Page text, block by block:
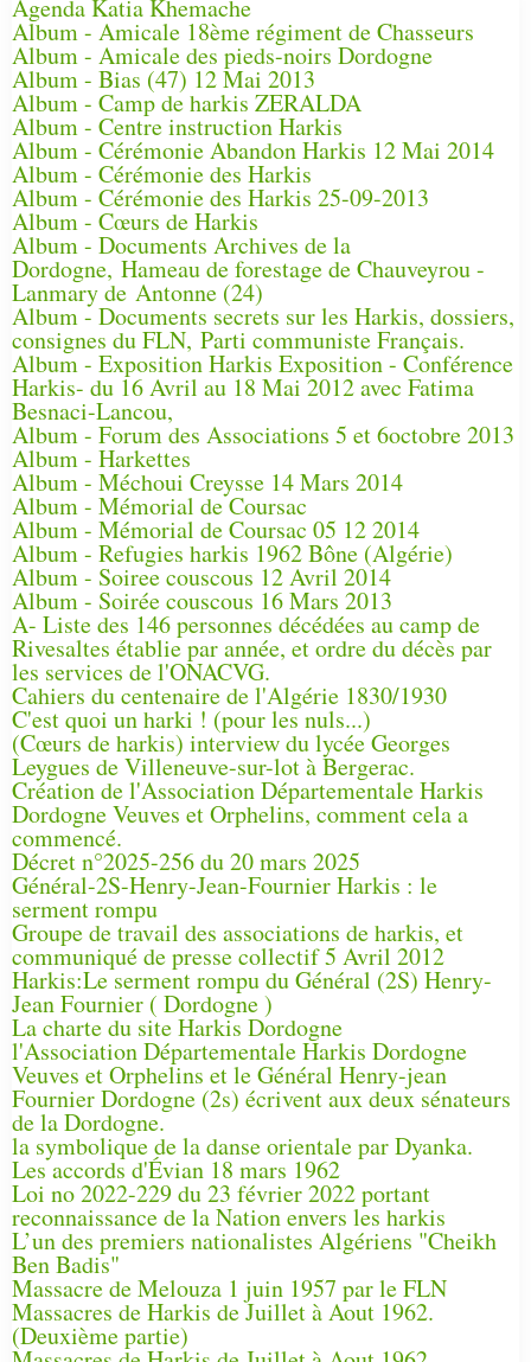
Agenda Katia Khemache
Album - Amicale 18ème régiment de Chasseurs
Album - Amicale des pieds-noirs Dordogne
Album - Bias (47) 12 Mai 2013
Album - Camp de harkis ZERALDA
Album - Centre instruction Harkis
Album - Cérémonie Abandon Harkis 12 Mai 2014
Album - Cérémonie des Harkis
Album - Cérémonie des Harkis 25-09-2013
Album - Cœurs de Harkis
Album - Documents Archives de la
Dordogne, Hameau de forestage de Chauveyrou -
Lanmary de Antonne (24)
Album - Documents secrets sur les Harkis, dossiers,
consignes du FLN, Parti communiste Français.
Album - Exposition Harkis Exposition - Conférence
Harkis- du 16 Avril au 18 Mai 2012 avec Fatima
Besnaci-Lancou,
Album - Forum des Associations 5 et 6octobre 2013
Album - Harkettes
Album - Méchoui Creysse 14 Mars 2014
Album - Mémorial de Coursac
Album - Mémorial de Coursac 05 12 2014
Album - Refugies harkis 1962 Bône (Algérie)
Album - Soiree couscous 12 Avril 2014
Album - Soirée couscous 16 Mars 2013
A- Liste des 146 personnes décédées au camp de
Rivesaltes établie par année, et ordre du décès par
les services de l'ONACVG.
Cahiers du centenaire de l'Algérie 1830/1930
C'est quoi un harki ! (pour les nuls...)
(Cœurs de harkis) interview du lycée Georges
Leygues de Villeneuve-sur-lot à Bergerac.
Création de l'Association Départementale Harkis
Dordogne Veuves et Orphelins, comment cela a
commencé.
Décret n°2025-256 du 20 mars 2025
Général-2S-Henry-Jean-Fournier Harkis : le
serment rompu
Groupe de travail des associations de harkis, et
communiqué de presse collectif 5 Avril 2012
Harkis:Le serment rompu du Général (2S) Henry-
Jean Fournier ( Dordogne )
La charte du site Harkis Dordogne
l'Association Départementale Harkis Dordogne
Veuves et Orphelins et le Général Henry-jean
Fournier Dordogne (2s) écrivent aux deux sénateurs
de la Dordogne.
la symbolique de la danse orientale par Dyanka.
Les accords d'Évian 18 mars 1962
Loi no 2022-229 du 23 février 2022 portant
reconnaissance de la Nation envers les harkis
L’un des premiers nationalistes Algériens "Cheikh
Ben Badis"
Massacre de Melouza 1 juin 1957 par le FLN
Massacres de Harkis de Juillet à Aout 1962.
(Deuxième partie)